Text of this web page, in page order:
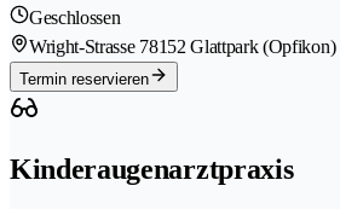
Geschlossen
Wright-Strasse 78152 Glattpark (Opfikon)
Termin reservieren
Kinderaugenarztpraxis